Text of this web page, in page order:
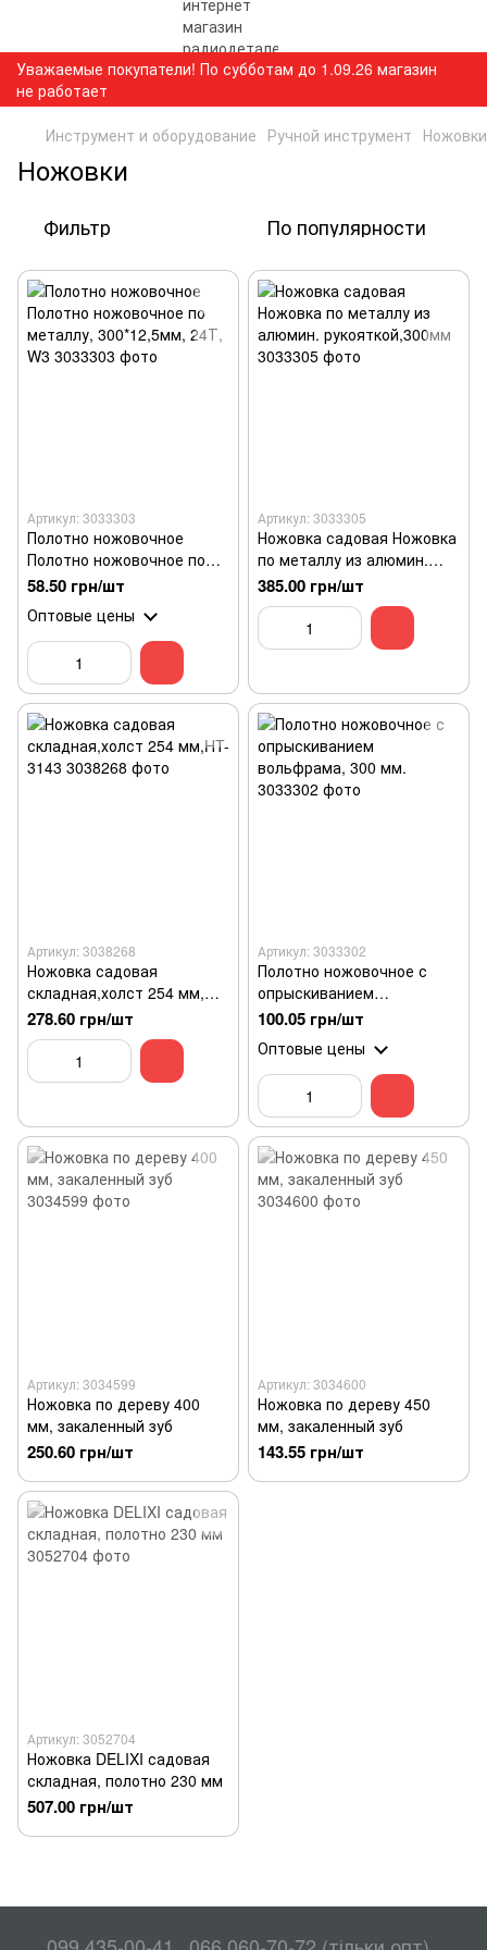
Уважаемые покупатели! По субботам до 1.09.26 магазин
не работает
Инструмент и оборудование Ручной инструмент Ножовки
Ножовки
Фильтр По популярности
Артикул: 3033303
Полотно ножовочное
Полотно ножовочное по
металлу, 300*12,5мм, 24Т,
58.50 грн/шт
Оптовые цены
Артикул: 3033305
Ножовка садовая Ножовка
по металлу из алюмин.
рукояткой,300мм
385.00 грн/шт
Артикул: 3038268
Ножовка садовая
складная,холст 254 мм,HT-
3143
278.60 грн/шт
Артикул: 3033302
Полотно ножовочное с
опрыскиванием
вольфрама, 300 мм.
100.05 грн/шт
Оптовые цены
Артикул: 3034599
Ножовка по дереву 400
мм, закаленный зуб
250.60 грн/шт
Артикул: 3034600
Ножовка по дереву 450
мм, закаленный зуб
143.55 грн/шт
Артикул: 3052704
Ножовка DELIXI садовая
складная, полотно 230 мм
507.00 грн/шт